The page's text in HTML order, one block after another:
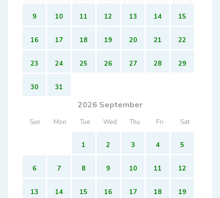
9 10 11 12 13 14 15
16 17 18 19 20 21 22
23 24 25 26 27 28 29
30 31
2026 September
Sun Mon Tue Wed Thu Fri Sat
1 2 3 4 5
6 7 8 9 10 11 12
13 14 15 16 17 18 19